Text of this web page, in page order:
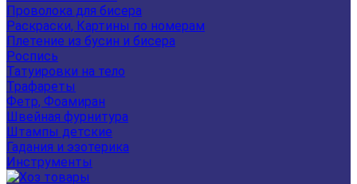
Проволока для бисера
Раскраски, Картины по номерам
Плетение из бусин и бисера
Роспись
Татуировки на тело
Трафареты
Фетр, Фоамиран
Швейная фурнитура
Штампы детские
Гадания и эзотерика
Инструменты